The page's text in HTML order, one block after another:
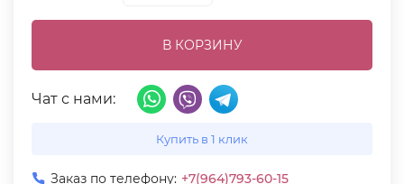
В КОРЗИНУ
Чат с нами:
Купить в 1 клик
Заказ по телефону: +7(964)793-60-15